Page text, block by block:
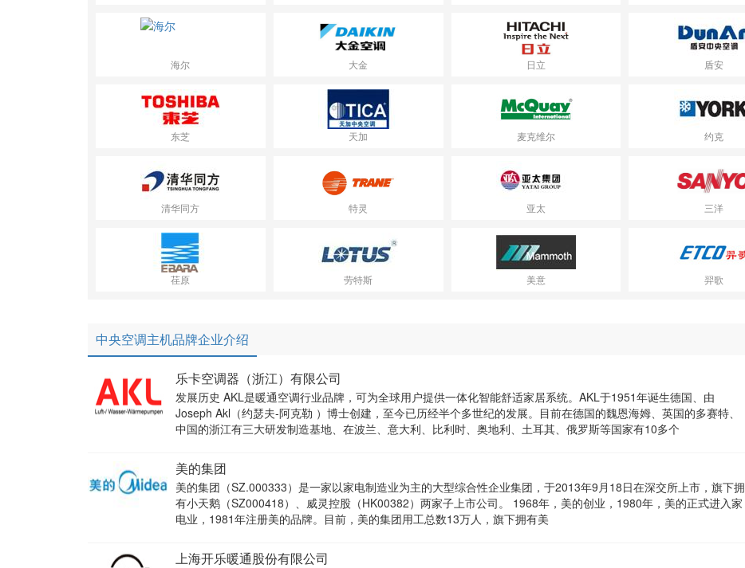
海尔 大金 日立 盾安
东芝 天加 麦克维尔 约克
清华同方 特灵 亚太 三洋
荏原 劳特斯 美意 羿歌
中央空调主机品牌企业介绍
乐卡空调器（浙江）有限公司
发展历史 AKL是暖通空调行业品牌，可为全球用户提供一体化智能舒适家居系统。AKL于1951年诞生德国、由
Joseph Akl（约瑟夫-阿克勒 ）博士创建，至今已历经半个多世纪的发展。目前在德国的魏恩海姆、英国的多赛特、
中国的浙江有三大研发制造基地、在波兰、意大利、比利时、奥地利、土耳其、俄罗斯等国家有10多个
美的集团
美的集团（SZ.000333）是一家以家电制造业为主的大型综合性企业集团，于2013年9月18日在深交所上市，旗下拥
有小天鹅（SZ000418）、威灵控股（HK00382）两家子上市公司。 1968年，美的创业，1980年，美的正式进入家
电业，1981年注册美的品牌。目前，美的集团用工总数13万人，旗下拥有美
上海开乐暖通股份有限公司